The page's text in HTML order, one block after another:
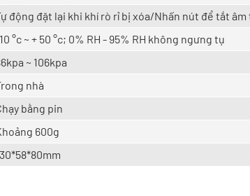
động đặt lại khi khí rò rỉ bị xóa/Nhấn nút để tắt
°c ~ + 50 °c; 0% RH - 95% RH không ngưng tụ
~ 106kpa
nhà
bằng pin
600g